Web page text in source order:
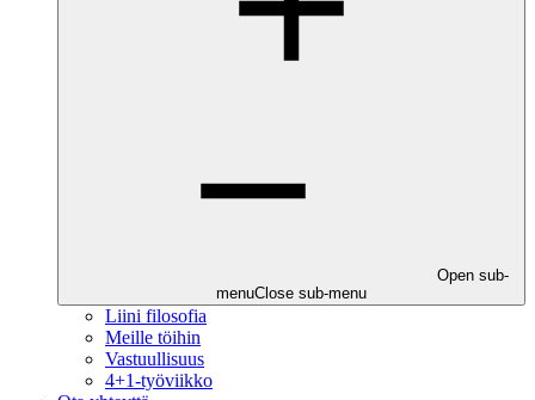
Open sub-
menuClose sub-menu
Liini filosofia
Meille töihin
Vastuullisuus
4+1-työviikko